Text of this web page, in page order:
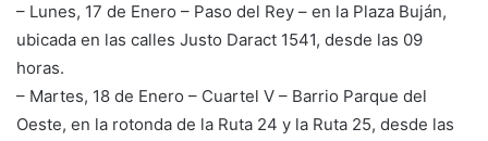
– Lunes, 17 de Enero – Paso del Rey – en la Plaza Buján,
ubicada en las calles Justo Daract 1541, desde las 09
horas.
– Martes, 18 de Enero – Cuartel V – Barrio Parque del
Oeste, en la rotonda de la Ruta 24 y la Ruta 25, desde las